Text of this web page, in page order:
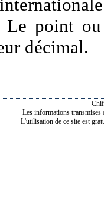
Le point
décimal.
Les informations transmises
L'utilisation de ce site est